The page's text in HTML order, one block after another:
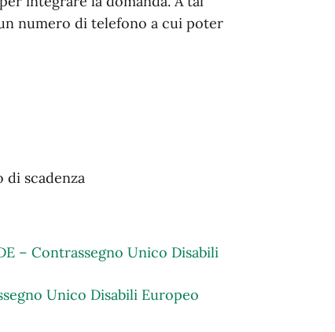
numero di telefono a cui poter
di scadenza
– Contrassegno Unico Disabili
Unico Disabili Europeo